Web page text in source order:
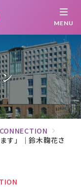
MENU
探 す 繋がる
いて
す」｜鈴木鞠花さ